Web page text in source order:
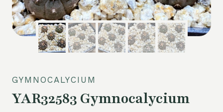
GYMNOCALYCIUM
YAR32583 Gymnocalycium